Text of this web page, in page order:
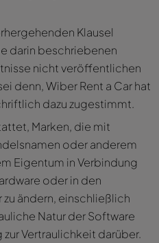
Klausel
darin beschriebenen
nicht veröffentlichen
denn, Wiber Rent a Car hat
dazu zugestimmt.
Marken, die mit
oder anderem
Eigentum in Verbindung
oder in den
ändern, einschließlich
Natur der Software
Vertraulichkeit darüber.